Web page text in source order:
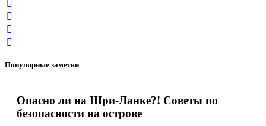
Популярные заметки
Опасно ли на Шри-Ланке?! Советы по
безопасности на острове